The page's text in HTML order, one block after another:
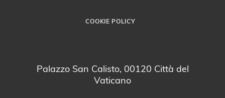
COOKIE POLICY
Palazzo San Calisto, 00120 Città del
Vaticano